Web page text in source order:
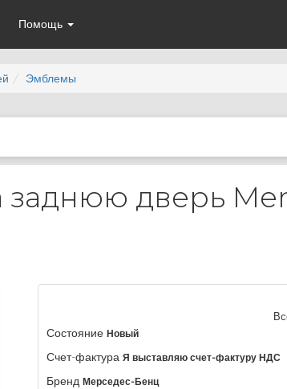
Помощь
Эмблемы
дверь
Состояние Новый
Счет-фактура Я выставляю счет-фактуру НДС
Бренд Мерседес-Бенц